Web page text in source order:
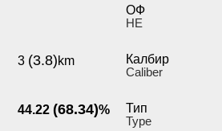
3 (3.8)km
44.22 (68.34)%
ОФ
HE
Калбир
Caliber
Тип
Type